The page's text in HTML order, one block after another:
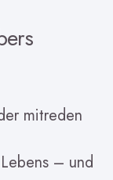
mitreden
– und